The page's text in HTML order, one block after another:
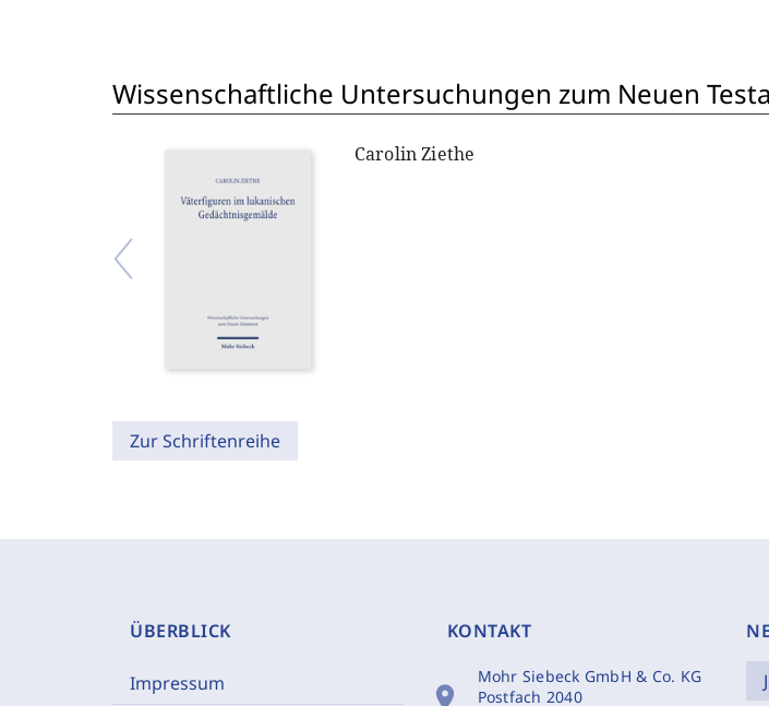
Wissenschaftliche Untersuchungen zum Neuen
Carolin Ziethe
Zur Schriftenreihe
ÜBERBLICK
Impressum
KONTAKT
location_on
Mohr Siebeck GmbH & Co. KG
Postfach 2040